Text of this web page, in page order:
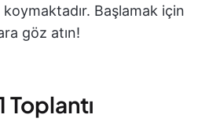
Başlamak için
göz atın!
Toplantı